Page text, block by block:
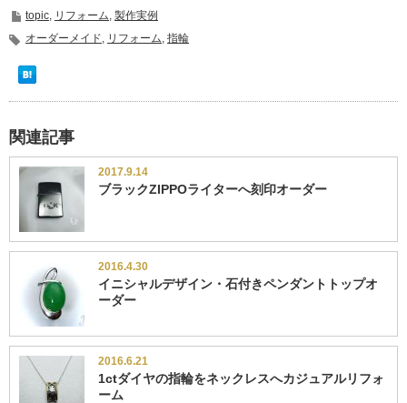
topic, リフォーム, 製作実例
オーダーメイド, リフォーム, 指輪
関連記事
2017.9.14
ブラックZIPPOライターへ刻印オーダー
2016.4.30
イニシャルデザイン・石付きペンダントトップオ
ーダー
2016.6.21
1ctダイヤの指輪をネックレスへカジュアルリフォ
ーム